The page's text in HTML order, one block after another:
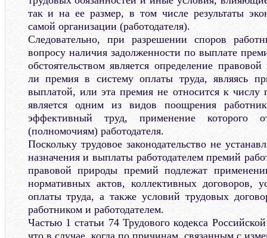
так и на ее размер, в том числе результаты
самой организации (работодателя).
Следовательно, при разрешении споров
вопросу наличия задолженности по выплате
обстоятельством является определение
ли премия в систему оплаты труда, являясь
выплатой, или эта премия не относится к числу
является одним из видов поощрения
эффективный труд, применение которого
(полномочиям) работодателя.
Поскольку трудовое законодательство не
назначения и выплаты работодателем премий
правовой природы премий подлежат
нормативных актов, коллективных договоров,
оплаты труда, а также условий трудовых
работником и работодателем.
Частью 1 статьи 74 Трудового кодекса
что в случае, когда по причинам, связанным с